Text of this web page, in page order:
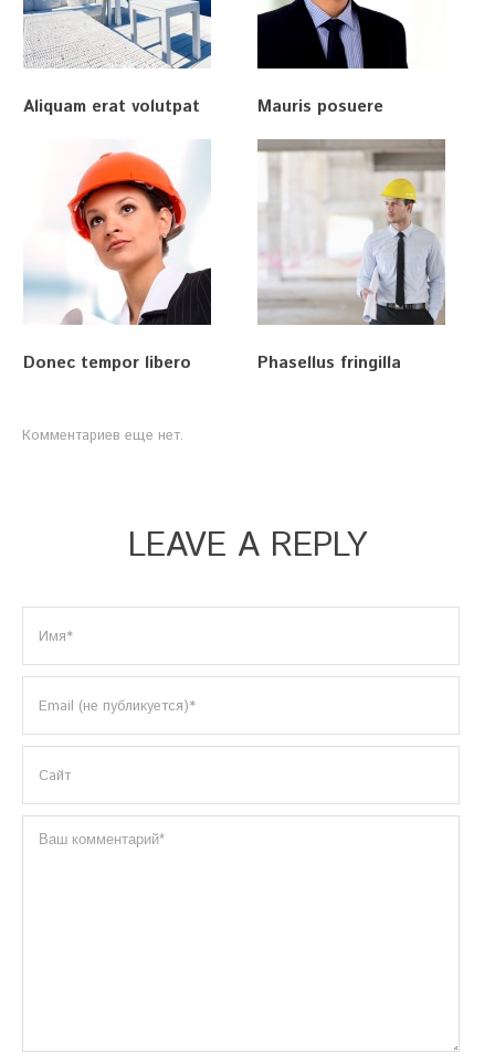
Aliquam erat volutpat Mauris posuere
Donec tempor libero Phasellus fringilla
Комментариев еще нет.
LEAVE A REPLY